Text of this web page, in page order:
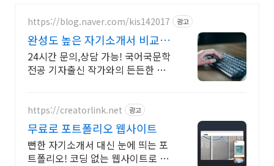
https://blog.naver.com/kis142017 광고
완성도 높은 자기소개서 비교불
가, 취준생 맞춤
24시간 문의,상담 가능! 국어국문학
전공 기자출신 작가와의 든든한 동
https://creatorlink.net 광고
무료로 포트폴리오 웹사이트
뻔한 자기소개서 대신 눈에 띄는 포
트폴리오! 코딩 없는 웹사이트로 초